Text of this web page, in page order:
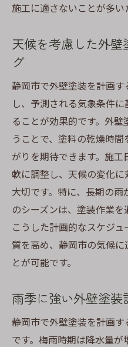
施工に適さないことが多い
天候を考慮した外
グ
静岡市で外壁塗装を計画
し、予測される気象条件
ることが効果的です。外
うことで、塗料の乾燥時
がりを期待できます。施
軟に調整し、天候の変化
大切です。特に、長期の
のシーズンは、塗装作業を
こうした計画的なスケジ
質を高め、静岡市の気候
とが可能です。
雨季に強い外壁塗装
静岡市で外壁塗装を計画
です。梅雨時期は降水量